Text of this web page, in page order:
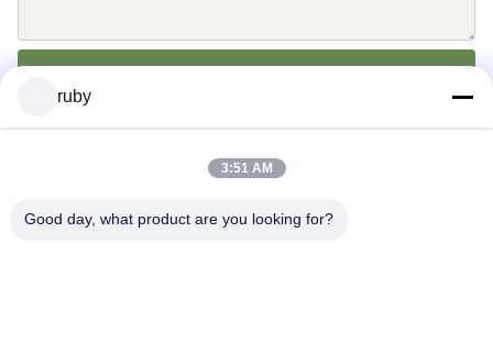
ruby
3:51 AM
Good day, what product are you looking for?